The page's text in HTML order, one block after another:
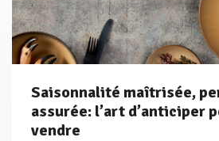
Saisonnalité maîtrisée,
assurée: l’art d’anticiper
vendre